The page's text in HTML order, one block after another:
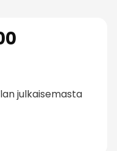
julkaisemasta